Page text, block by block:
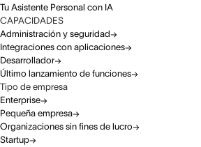
Tu Asistente Personal con IA
CAPACIDADES
Administración y seguridad
Integraciones con aplicaciones
Desarrollador
Último lanzamiento de funciones
Tipo de empresa
Enterprise
Pequeña empresa
Organizaciones sin fines de lucro
Startup